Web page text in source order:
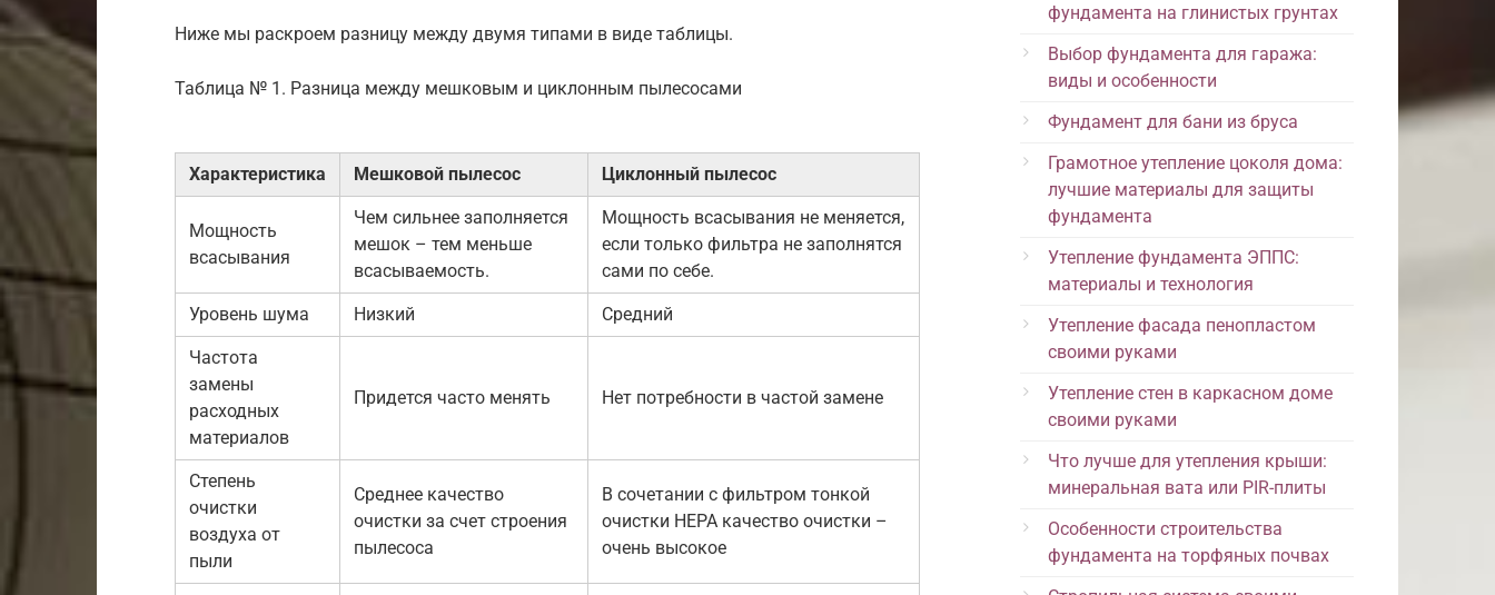
Ниже мы раскроем разницу между двумя типами в виде таблицы.
Таблица № 1. Разница между мешковым и циклонным пылесосами
Характеристика Мешковой пылесос Циклонный пылесос
Мощность
всасывания
Чем сильнее заполняется
мешок – тем меньше
всасываемость.
Мощность всасывания не меняется,
если только фильтра не заполнятся
сами по себе.
Уровень шума Низкий Средний
Частота
замены
расходных
материалов
Придется часто менять Нет потребности в частой замене
Степень
очистки
воздуха от
пыли
Среднее качество
очистки за счет строения
пылесоса
В сочетании с фильтром тонкой
очистки HEPA качество очистки –
очень высокое
фундамента на глинистых грунтах
Выбор фундамента для гаража:
виды и особенности
Фундамент для бани из бруса
Грамотное утепление цоколя дома:
лучшие материалы для защиты
фундамента
Утепление фундамента ЭППС:
материалы и технология
Утепление фасада пенопластом
своими руками
Утепление стен в каркасном доме
своими руками
Что лучше для утепления крыши:
минеральная вата или PIR-плиты
Особенности строительства
фундамента на торфяных почвах